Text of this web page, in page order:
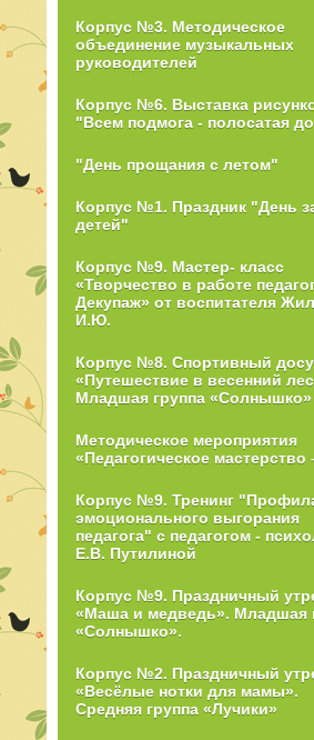
Корпус №3. Методическое
объединение музыкальных
руководителей
Корпус №6. Выставка
"Всем подмога - полосатая
"День прощания с летом"
Корпус №1. Праздник "День
детей"
Корпус №9. Мастер- класс
«Творчество в работе
Декупаж» от воспитателя
И.Ю.
Корпус №8. Спортивный
«Путешествие в весенний
Младшая группа «Солнышко»
Методическое мероприятия
«Педагогическое мастерство
Корпус №9. Тренинг
эмоционального выгорания
педагога" с педагогом -
Е.В. Путилиной
Корпус №9. Праздничный
«Маша и медведь». Младшая
«Солнышко».
Корпус №2. Праздничный
«Весёлые нотки для мамы».
Средняя группа «Лучики»